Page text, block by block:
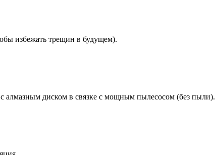
избежать трещин в будущем).
диском в связке с мощным пылесосом (без пыли).